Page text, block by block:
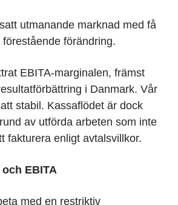
utmanande marknad med få
förändring.
EBITA-marginalen, främst
i Danmark. Vår
stabil. Kassaflödet är dock
av utförda arbeten som inte
fakturera enligt avtalsvillkor.
EBITA
med en restriktiv